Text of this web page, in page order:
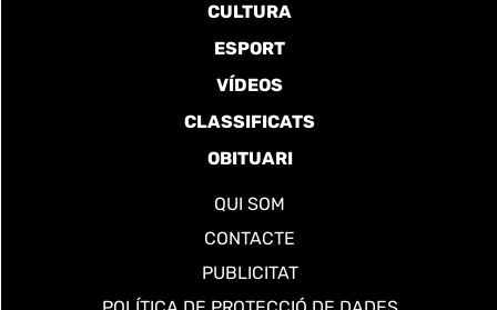
CULTURA
ESPORT
VÍDEOS
CLASSIFICATS
OBITUARI
QUI SOM
CONTACTE
PUBLICITAT